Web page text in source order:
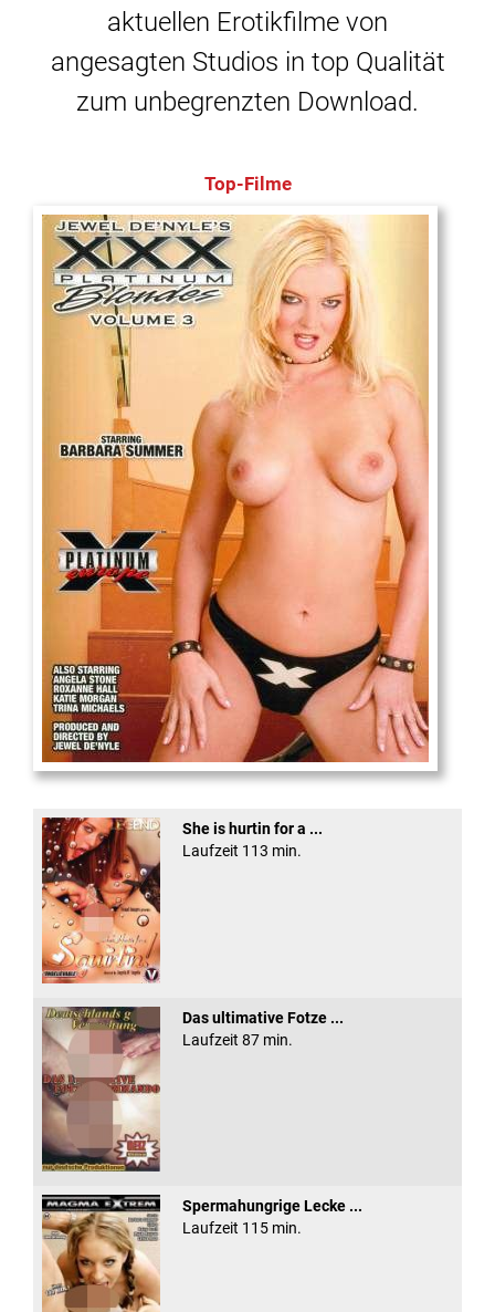
aktuellen Erotikfilme von
angesagten Studios in top Qualität
zum unbegrenzten Download.
Top-Filme
XXX Platinum Blondes #3
She is hurtin for a ...
Laufzeit 113 min.
Das ultimative Fotze ...
Laufzeit 87 min.
Spermahungrige Lecke ...
Laufzeit 115 min.